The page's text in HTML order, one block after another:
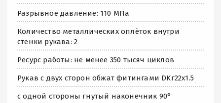
Разрывное давление: 110 МПа
Количество металлических оплёток внутри
стенки рукава: 2
Ресурс работы: не менее 350 тысяч циклов
Рукав с двух сторон обжат фитингами DKг22х1.5
с одной стороны гнутый наконечник 90°